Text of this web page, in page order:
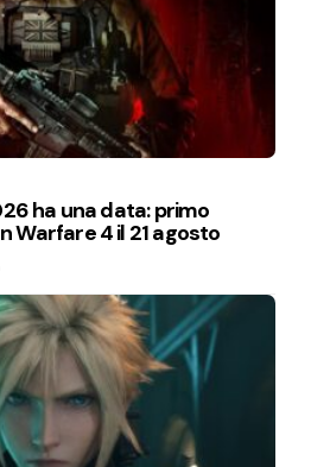
ha una data: primo
Warfare 4 il 21 agosto